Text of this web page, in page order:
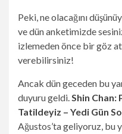
Peki, ne olacağını
ve dün anketimizde
izlemeden önce bir göz
verebilirsiniz!
Ancak dün geceden bu
duyuru geldi.Shin Chan:
Tatildeyiz – Yedi Gün
Ağustos’ta geliyoruz, bu